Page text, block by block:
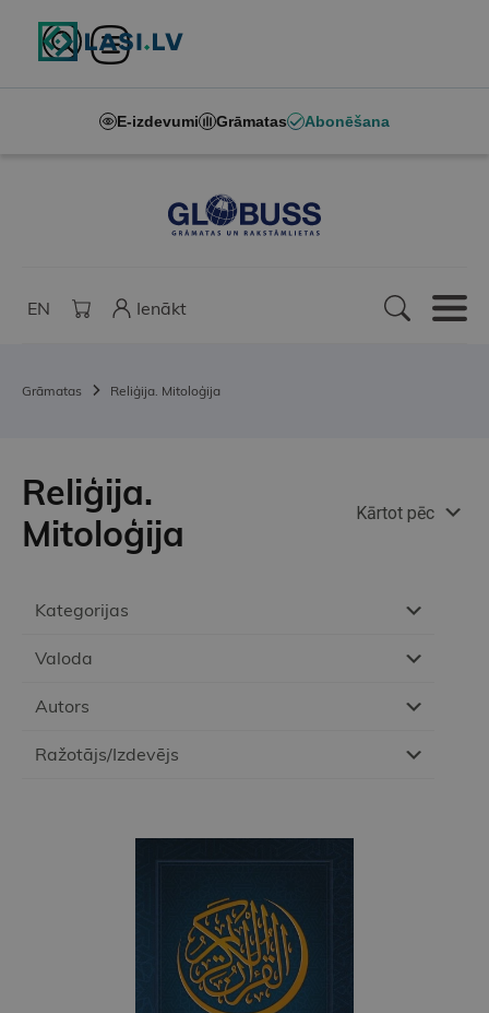
E-izdevumi Grāmatas Abonēšana
EN Ienākt
Grāmatas Reliģija. Mitoloģija
Kategorijas
Valoda
Autors
Ražotājs/Izdevējs
Reliģija.
Mitoloģija
Kārtot pēc